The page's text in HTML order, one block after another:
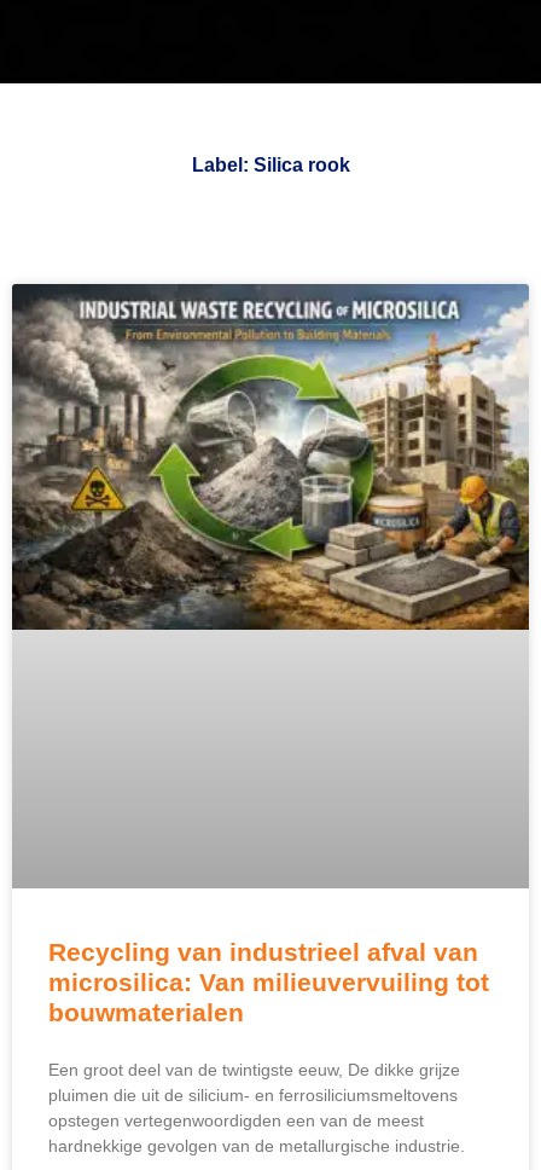
Label: Silica rook
Recycling van industrieel afval van
microsilica: Van milieuvervuiling tot
bouwmaterialen
Een groot deel van de twintigste eeuw, De dikke grijze
pluimen die uit de silicium- en ferrosiliciumsmeltovens
opstegen vertegenwoordigden een van de meest
hardnekkige gevolgen van de metallurgische industrie.